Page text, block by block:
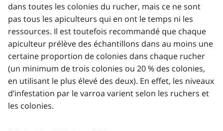
dans toutes les colonies du rucher, mais ce ne sont
pas tous les apiculteurs qui en ont le temps ni les
ressources. Il est toutefois recommandé que chaque
apiculteur prélève des échantillons dans au moins une
certaine proportion de colonies dans chaque rucher
(un minimum de trois colonies ou 20 % des colonies,
en utilisant le plus élevé des deux). En effet, les niveaux
d’infestation par le varroa varient selon les ruchers et
les colonies.